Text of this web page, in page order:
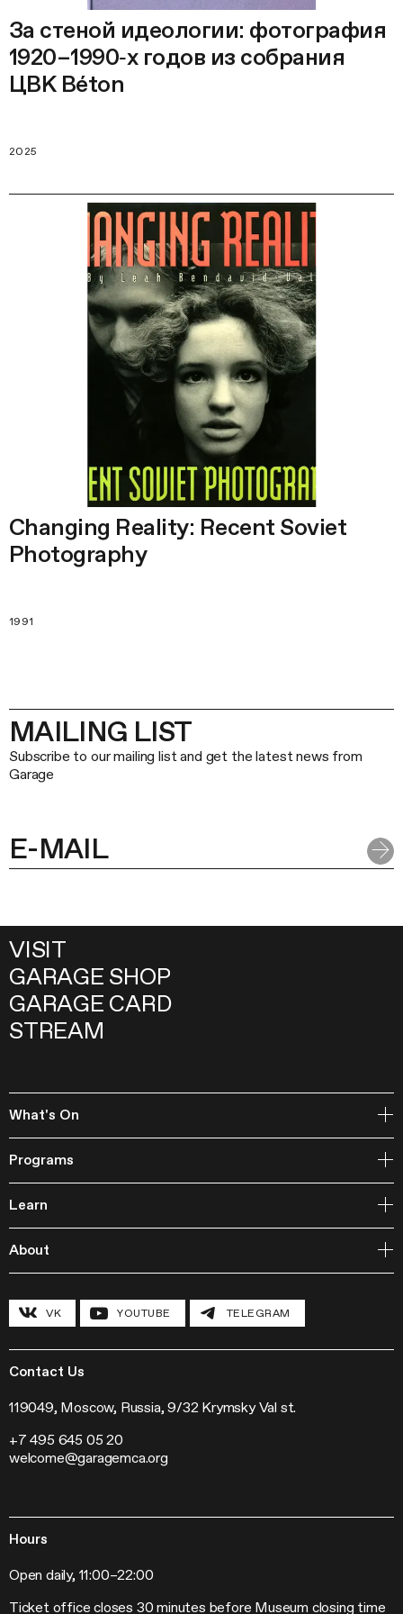
За стеной идеологии: фотография
1920–1990‑х годов из собрания
ЦВК Béton
2025
Changing Reality: Recent Soviet
Photography
1991
MAILING LIST
Subscribe to our mailing list and get the latest news from
Garage
VISIT
GARAGE SHOP
GARAGE CARD
STREAM
What's On
Events
Programs
Garage Library
Publishing
Garage Studios
Conferences
Grants and stipends
Garage Research Laboratories
Garage Screen
The Garage Journal
Exhibitions
Off-Site Projects
Learn
Lecture Cycles
About
The Hexagon
Garage Chronicle
News
Press
Contacts
VK YOUTUBE TELEGRAM
Contact Us
119049, Moscow, Russia, 9/32 Krymsky Val st.
+7 495 645 05 20
welcome@garagemca.org
Hours
Open daily, 11:00–22:00
Ticket office closes 30 minutes before Museum closing time